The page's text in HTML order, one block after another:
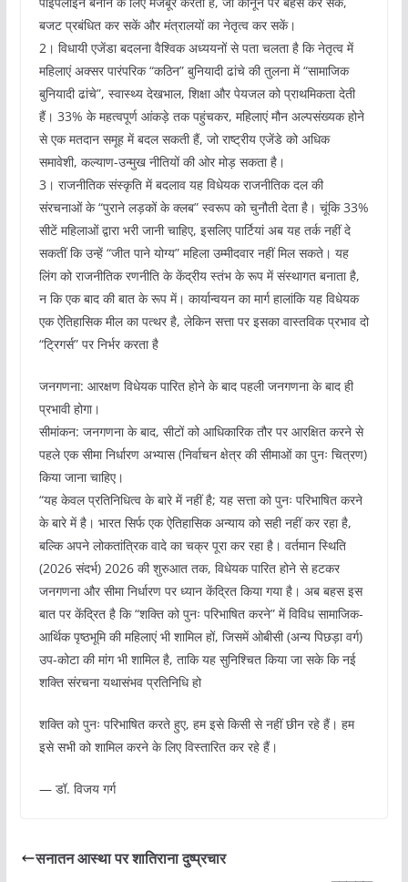
बजट प्रबंधित कर सकें और मंत्रालयों का नेतृत्व कर सकें।
2। विधायी एजेंडा बदलना वैश्विक अध्ययनों से पता चलता है कि नेतृत्व में
महिलाएं अक्सर पारंपरिक “कठिन” बुनियादी ढांचे की तुलना में “सामाजिक
बुनियादी ढांचे”, स्वास्थ्य देखभाल, शिक्षा और पेयजल को प्राथमिकता देती
हैं। 33% के महत्वपूर्ण आंकड़े तक पहुंचकर, महिलाएं मौन अल्पसंख्यक होने
से एक मतदान समूह में बदल सकती हैं, जो राष्ट्रीय एजेंडे को अधिक
समावेशी, कल्याण-उन्मुख नीतियों की ओर मोड़ सकता है।
3। राजनीतिक संस्कृति में बदलाव यह विधेयक राजनीतिक दल की
संरचनाओं के “पुराने लड़कों के क्लब” स्वरूप को चुनौती देता है। चूंकि 33%
सीटें महिलाओं द्वारा भरी जानी चाहिए, इसलिए पार्टियां अब यह तर्क नहीं दे
सकतीं कि उन्हें “जीत पाने योग्य” महिला उम्मीदवार नहीं मिल सकते। यह
लिंग को राजनीतिक रणनीति के केंद्रीय स्तंभ के रूप में संस्थागत बनाता है,
न कि एक बाद की बात के रूप में। कार्यान्वयन का मार्ग हालांकि यह विधेयक
एक ऐतिहासिक मील का पत्थर है, लेकिन सत्ता पर इसका वास्तविक प्रभाव दो
“ट्रिगर्स” पर निर्भर करता है
जनगणना: आरक्षण विधेयक पारित होने के बाद पहली जनगणना के बाद ही
प्रभावी होगा।
सीमांकन: जनगणना के बाद, सीटों को आधिकारिक तौर पर आरक्षित करने से
पहले एक सीमा निर्धारण अभ्यास (निर्वाचन क्षेत्र की सीमाओं का पुनः चित्रण)
किया जाना चाहिए।
“यह केवल प्रतिनिधित्व के बारे में नहीं है; यह सत्ता को पुनः परिभाषित करने
के बारे में है। भारत सिर्फ एक ऐतिहासिक अन्याय को सही नहीं कर रहा है,
बल्कि अपने लोकतांत्रिक वादे का चक्र पूरा कर रहा है। वर्तमान स्थिति
(2026 संदर्भ) 2026 की शुरुआत तक, विधेयक पारित होने से हटकर
जनगणना और सीमा निर्धारण पर ध्यान केंद्रित किया गया है। अब बहस इस
बात पर केंद्रित है कि “शक्ति को पुनः परिभाषित करने” में विविध सामाजिक-
आर्थिक पृष्ठभूमि की महिलाएं भी शामिल हों, जिसमें ओबीसी (अन्य पिछड़ा वर्ग)
उप-कोटा की मांग भी शामिल है, ताकि यह सुनिश्चित किया जा सके कि नई
शक्ति संरचना यथासंभव प्रतिनिधि हो
शक्ति को पुनः परिभाषित करते हुए, हम इसे किसी से नहीं छीन रहे हैं। हम
इसे सभी को शामिल करने के लिए विस्तारित कर रहे हैं।
— डॉ. विजय गर्ग
सनातन आस्था पर शातिराना दुष्प्रचार